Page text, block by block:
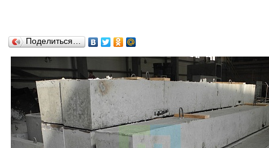
Поделиться…